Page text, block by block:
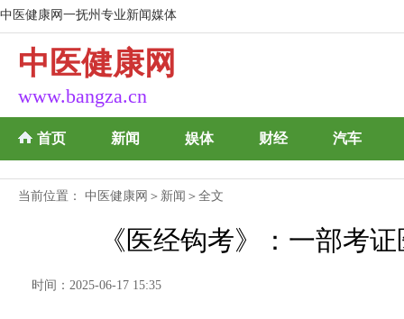
中医健康网一抚州专业新闻媒体
中医健康网
www.bangza.cn
首页 新闻 娱体 财经 汽车
当前位置： 中医健康网 ＞ 新闻 ＞全文
《医经钩考》：一部考
时间：2025-06-17 15:35